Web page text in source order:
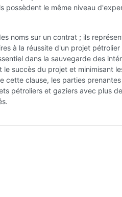
possèdent le même niveau
noms sur un contrat ; ils
à la réussite d'un projet
dans la sauvegarde des
succès du projet et minimisant
cette clause, les parties
pétroliers et gaziers avec plus